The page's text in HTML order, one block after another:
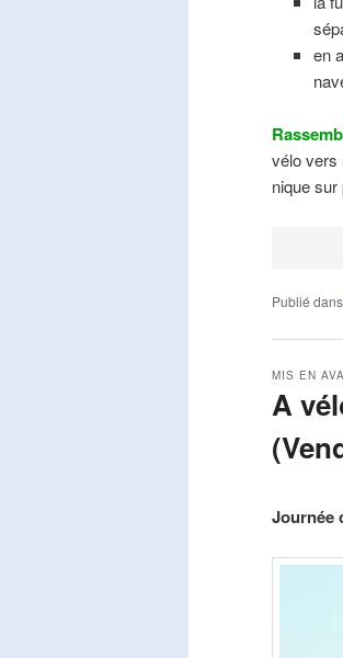
en
vélo vers
nique sur
Publié dans
A
MIS EN
Journée